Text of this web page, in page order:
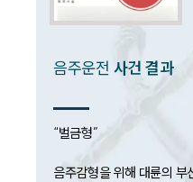
음주운전 사건 결과
“벌금형”
음주감형을 위해 대륜의